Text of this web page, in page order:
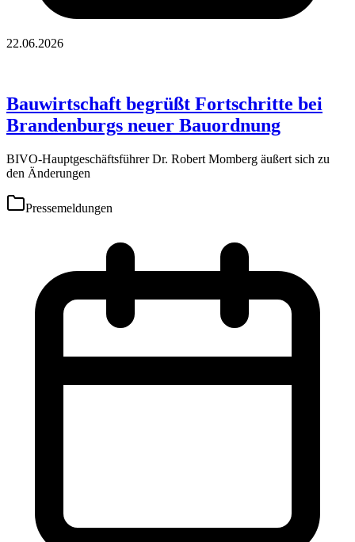
22.06.2026
Bauwirtschaft begrüßt Fortschritte bei
Brandenburgs neuer Bauordnung
BIVO-Hauptgeschäftsführer Dr. Robert Momberg äußert sich zu
den Änderungen
Pressemeldungen